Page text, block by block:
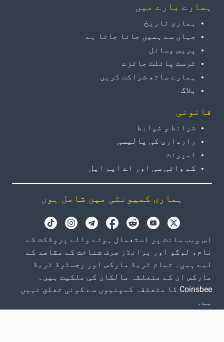
ہمارے بارے میں
ہماری تاریخ
جہاں سے ہمیں جانا جاتا ہے
پریس وسائل
ٹرسٹ پائلٹ جائزے
ہمارے ساتھ شراکت کریں
بلاگ
قانونی
شرائط و ضوابط
رازداری کی پالیسی
امپرنٹ
کے وائی سی اور اے ایم ایل
ہماری کمیونٹی میں شامل ہوں
اس ویب سائٹ پر استعمال ہونے والے پروڈکٹ کے
نام، لوگو اور برانڈز صرف شناخت کے مقاصد کے
لیے ہیں۔ تمام ٹریڈ مارکس اور رجسٹرڈ ٹریڈ
مارکس ان کے متعلقہ مالکان کی ملکیت ہیں۔
Coinsbee کا متعلقہ کمپنیوں سے کوئی تعلق نہیں
ہے۔